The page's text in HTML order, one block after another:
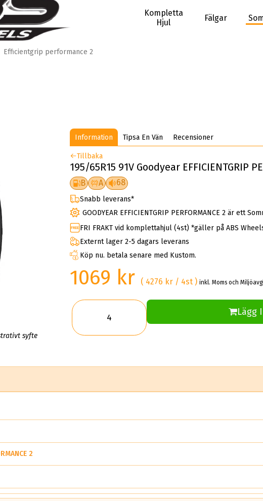
Kompletta
Hjul
Fälgar
Efficientgrip performance 2
syfte
Information Tipsa En Vän Recensioner
Tillbaka
195/65R15 91V Goodyear EFFICIENTGRIP
B A 68
Snabb leverans*
GOODYEAR EFFICIENTGRIP PERFORMANCE 2 är ett
FRI FRAKT vid komplettahjul (4st) *gäller på ABS
Externt lager 2-5 dagars leverans
Köp nu. betala senare med Kustom.
1069 kr ( 4276 kr / 4st )inkl. Moms och
Lägg
2